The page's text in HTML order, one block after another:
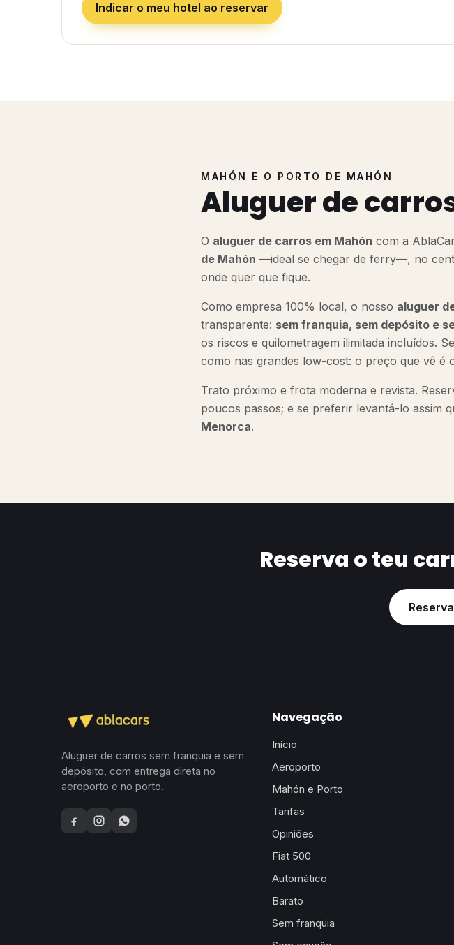
Indicar o meu hotel ao reservar
MAHÓN E O PORTO DE MAHÓN
Aluguer de
O aluguer de carros em Mahón com a
de Mahón —ideal se chegar de ferry—, no
onde quer que fique.
Como empresa 100% local, o nosso aluguer
transparente: sem franquia, sem depósito e
os riscos e quilometragem ilimitada incluídos.
como nas grandes low-cost: o preço que vê é
Trato próximo e frota moderna e revista.
poucos passos; e se preferir levantá-lo assim
Menorca.
Reserva o teu
Aluguer de carros sem franquia e sem
depósito, com entrega direta no
aeroporto e no porto.
FacebookInstagramWhatsApp
Navegação
Início
Aeroporto
Mahón e Porto
Tarifas
Opiniões
Fiat 500
Automático
Barato
Sem franquia